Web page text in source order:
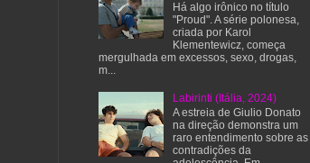
Há algo irônico no título
"Proud". A série polonesa,
criada por Karol
Klementewicz, começa
mergulhada em excessos, sexo, drogas,
m...
Labirinti (Itália, 2024)
A estreia de Giulio Donato
na direção demonstra um
raro entendimento sobre as
contradições da